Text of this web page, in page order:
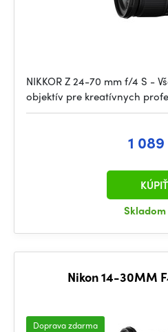
NIKKOR Z 24-70 mm f/4 S -
objektív pre kreatívnych
1
Skladom
KÚPIŤ
Nikon 14-30MM
Doprava zdarma